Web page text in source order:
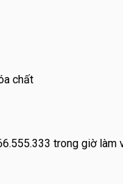
chất
trong giờ làm